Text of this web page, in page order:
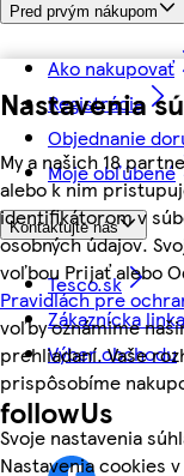
Nastavenia
My a našich 18
alebo k nim
identifikátorom v
osobných údajov.
voľbou Prijať alebo
Pravidlách pre
voľby oznámime
prehliadaní. Vaše
prispôsobíme
Svoje nastavenia
Nastavenia cookies
Pred prvým nákupom
Ako nakupovať
Registrácia
Objednanie
Moje obľúbené
Kontaktujte nás
Tesco.sk
Zákaznícka
Výber obchodu
followUs